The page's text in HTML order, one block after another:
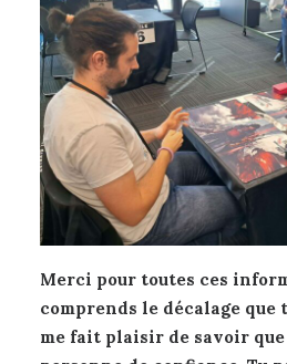
Merci pour toutes ces
comprends le décalage que
me fait plaisir de savoir